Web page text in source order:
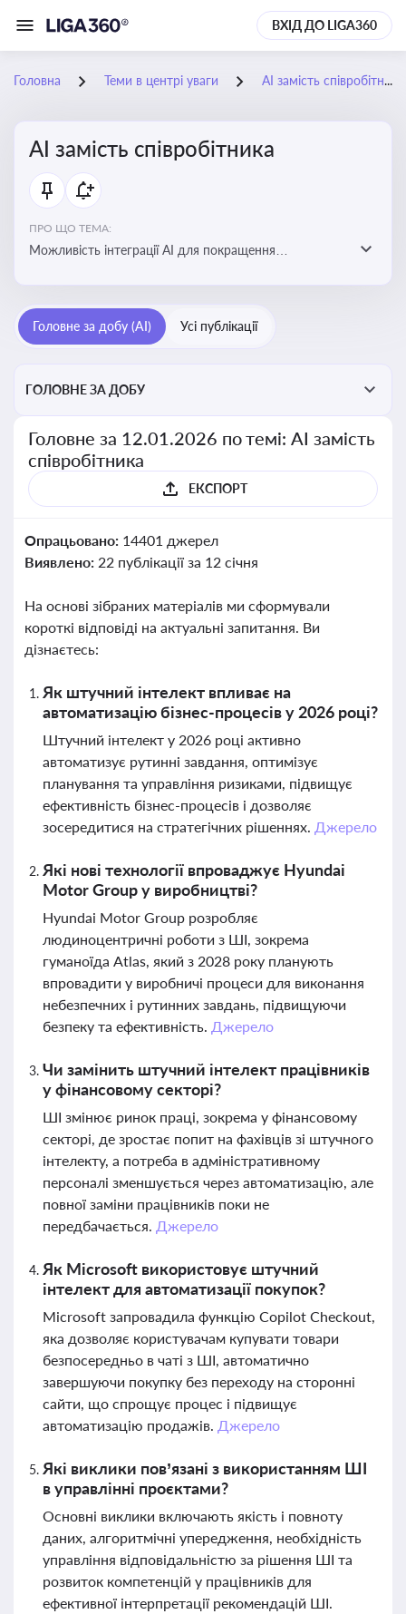
ВХІД ДО LIGA360
Головна Теми в центрі уваги АІ замість співробітника
АІ замість співробітника
ПРО ЩО ТЕМА:
Можливість інтеграції АІ для покращення
Головне за добу (AI) Усі публікації
ГОЛОВНЕ ЗА ДОБУ
Головне за 12.01.2026 по темі: АІ замість
співробітника
ЕКСПОРТ
Опрацьовано: 14401 джерел
Виявлено: 22 публікації за 12 січня
На основі зібраних матеріалів ми сформували
короткі відповіді на актуальні запитання. Ви
дізнаєтесь:
Як штучний інтелект впливає на
автоматизацію бізнес-процесів у 2026 році?
Штучний інтелект у 2026 році активно
автоматизує рутинні завдання, оптимізує
планування та управління ризиками, підвищує
ефективність бізнес-процесів і дозволяє
зосередитися на стратегічних рішеннях. Джерело
Які нові технології впроваджує Hyundai
Motor Group у виробництві?
Hyundai Motor Group розробляє
людиноцентричні роботи з ШІ, зокрема
гуманоїда Atlas, який з 2028 року планують
впровадити у виробничі процеси для виконання
небезпечних і рутинних завдань, підвищуючи
безпеку та ефективність. Джерело
Чи замінить штучний інтелект працівників
у фінансовому секторі?
ШІ змінює ринок праці, зокрема у фінансовому
секторі, де зростає попит на фахівців зі штучного
інтелекту, а потреба в адміністративному
персоналі зменшується через автоматизацію, але
повної заміни працівників поки не
передбачається. Джерело
Як Microsoft використовує штучний
інтелект для автоматизації покупок?
Microsoft запровадила функцію Copilot Checkout,
яка дозволяє користувачам купувати товари
безпосередньо в чаті з ШІ, автоматично
завершуючи покупку без переходу на сторонні
сайти, що спрощує процес і підвищує
автоматизацію продажів. Джерело
Які виклики пов’язані з використанням ШІ
в управлінні проєктами?
Основні виклики включають якість і повноту
даних, алгоритмічні упередження, необхідність
управління відповідальністю за рішення ШІ та
розвиток компетенцій у працівників для
ефективної інтерпретації рекомендацій ШІ.